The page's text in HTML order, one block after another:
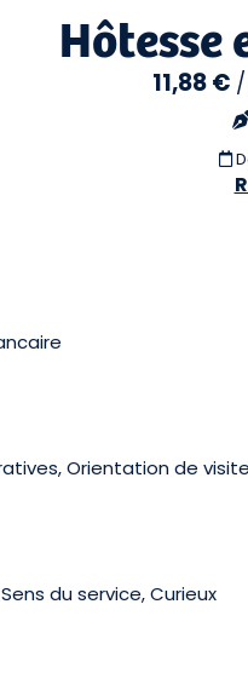
Hôtesse
11,88 € /
Orientation de
du service, Curieux